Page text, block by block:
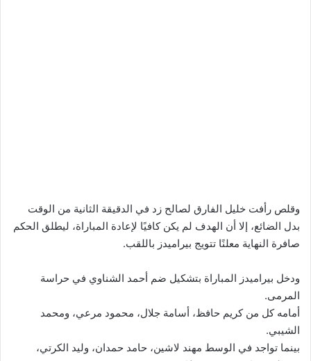
وقلص رأفت خليل الفارق لصالح زد في الدقيقة الثانية من الوقت
بدل الضائع، إلا أن الهدف لم يكن كافيًا لإعادة المباراة، ليطلق الحكم
صافرة النهاية معلنًا تتويج بيراميدز باللقب.
ودخل بيراميدز المباراة بتشكيل ضم أحمد الشناوي في حراسة
المرمى.
أمامه كل من كريم حافظ، أسامة جلال، محمود مرعي، ومحمد
الشيبي.
بينما تواجد في الوسط مهند لاشين، حامد حمدان، وليد الكرتي،